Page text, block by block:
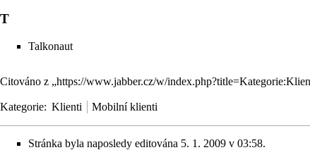
T
Talkonaut
Citováno z „https://www.jabber.cz/w/
Kategorie: Klienti Mobilní klienti
Stránka byla naposledy editována 5. 1. 2009 v 03:58.